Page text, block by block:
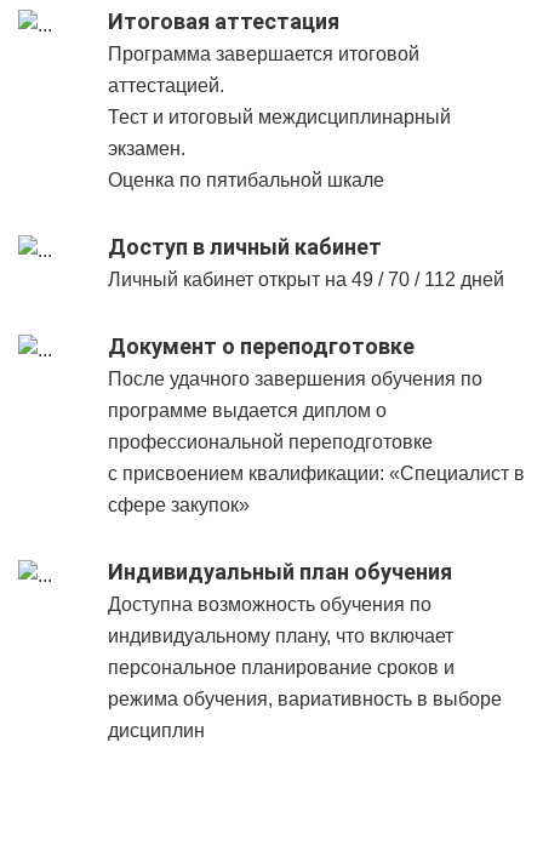
Итоговая аттестация
Программа завершается итоговой
аттестацией.
Тест и итоговый междисциплинарный
экзамен.
Оценка по пятибальной шкале
Доступ в личный кабинет
Личный кабинет открыт на 49 / 70 / 112 дней
Документ о переподготовке
После удачного завершения обучения по
программе выдается диплом о
профессиональной переподготовке
с присвоением квалификации: «Специалист в
сфере закупок»
Индивидуальный план обучения
Доступна возможность обучения по
индивидуальному плану, что включает
персональное планирование сроков и
режима обучения, вариативность в выборе
дисциплин